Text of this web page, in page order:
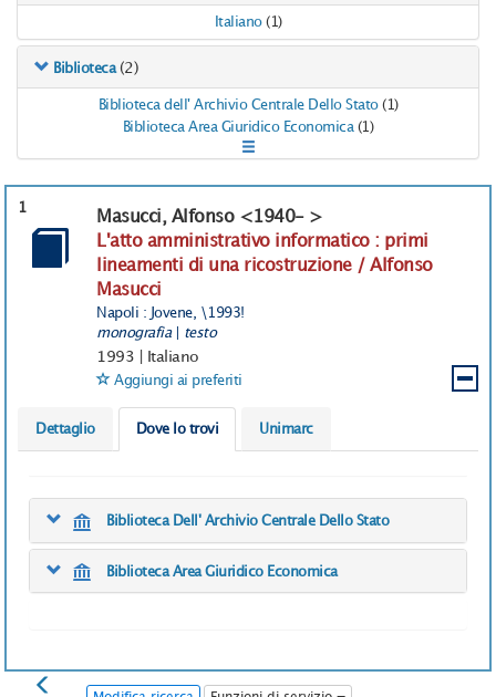
Italiano (1)
Biblioteca (2)
Biblioteca dell' Archivio Centrale Dello Stato (1)
Biblioteca Area Giuridico Economica (1)
1
Masucci, Alfonso <1940- >
L'atto amministrativo informatico : primi
lineamenti di una ricostruzione / Alfonso
Masucci
Napoli : Jovene, \1993!
monografia| testo
1993 Italiano
Aggiungi ai preferiti
Dettaglio Dove lo trovi Unimarc
Biblioteca Dell' Archivio Centrale Dello Stato
Biblioteca Area Giuridico Economica